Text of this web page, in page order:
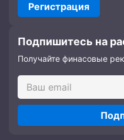
Регистрация
Подпишитесь на
Получайте финасовые